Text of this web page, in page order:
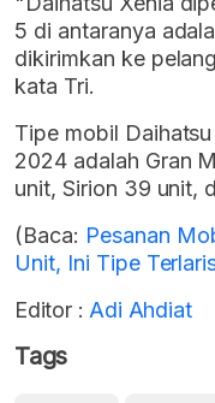
5 di antaranya
dikirimkan ke
kata Tri.
Tipe mobil
2024 adalah Gran
unit, Sirion 39 unit,
(Baca: Pesanan
Unit, Ini Tipe
Editor : Adi Ahdiat
Tags